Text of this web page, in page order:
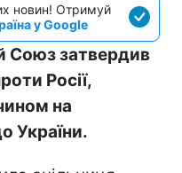
новин! Отримуй
у Google
Союз затвердив
Росії,
на
України.